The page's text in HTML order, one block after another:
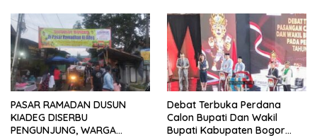
PASAR RAMADAN DUSUN
KIADEG DISERBU
PENGUNJUNG, WARGA
Debat Terbuka Perdana
Calon Bupati Dan Wakil
Bupati Kabupaten Bogor